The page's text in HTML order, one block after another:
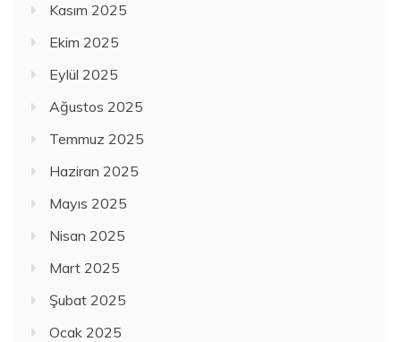
Kasım 2025
Ekim 2025
Eylül 2025
Ağustos 2025
Temmuz 2025
Haziran 2025
Mayıs 2025
Nisan 2025
Mart 2025
Şubat 2025
Ocak 2025